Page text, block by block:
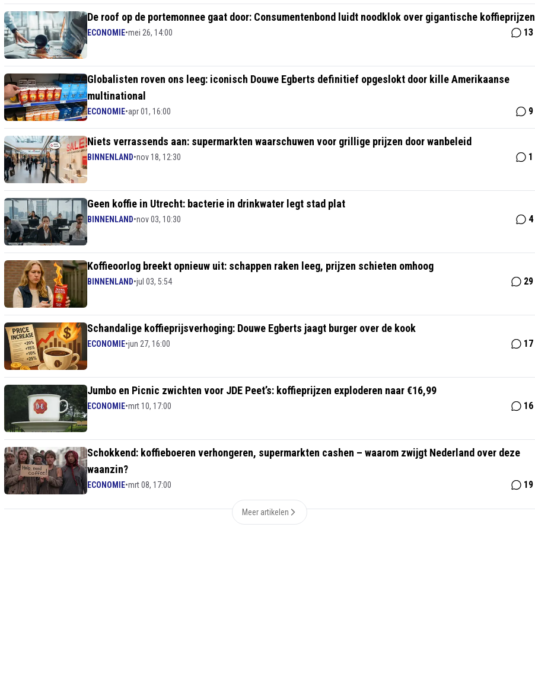
De roof op de portemonnee gaat door: Consumentenbond luidt noodklok over gigantische koffieprijzen
ECONOMIE•mei 26, 14:00 13
Globalisten roven ons leeg: iconisch Douwe Egberts definitief opgeslokt door kille Amerikaanse
multinational
ECONOMIE•apr 01, 16:00 9
Niets verrassends aan: supermarkten waarschuwen voor grillige prijzen door wanbeleid
BINNENLAND•nov 18, 12:30 1
Geen koffie in Utrecht: bacterie in drinkwater legt stad plat
BINNENLAND•nov 03, 10:30 4
Koffieoorlog breekt opnieuw uit: schappen raken leeg, prijzen schieten omhoog
BINNENLAND•jul 03, 5:54 29
Schandalige koffieprijsverhoging: Douwe Egberts jaagt burger over de kook
ECONOMIE•jun 27, 16:00 17
Jumbo en Picnic zwichten voor JDE Peet’s: koffieprijzen exploderen naar €16,99
ECONOMIE•mrt 10, 17:00 16
Schokkend: koffieboeren verhongeren, supermarkten cashen – waarom zwijgt Nederland over deze
waanzin?
ECONOMIE•mrt 08, 17:00 19
Meer artikelen